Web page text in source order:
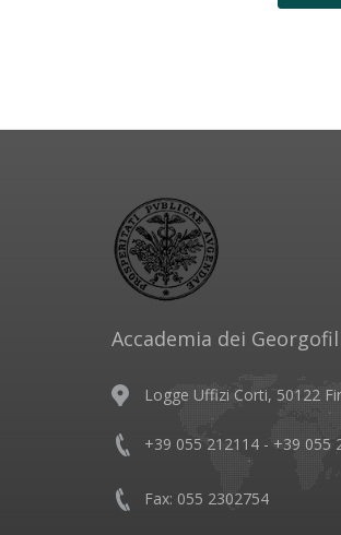
Accademia dei
Logge Uffizi Corti, 50122
+39 055 212114 - +39 055
Fax: 055 2302754